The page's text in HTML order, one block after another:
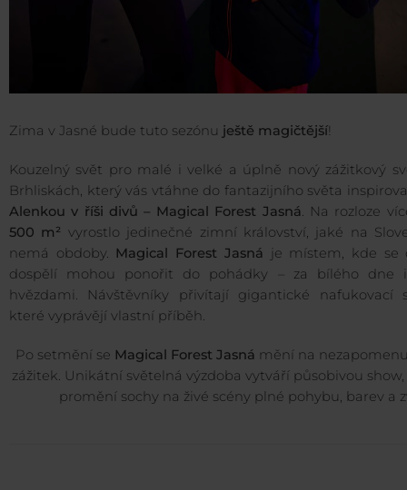
Zima v Jasné bude tuto sezónu ještě magičtější!
Kouzelný svět pro malé i velké a úplně nový zážitkový
Brhliskách, který vás vtáhne do fantazijního světa
Alenkou v říši divů – Magical Forest Jasná. Na rozloze
500 m² vyrostlo jedinečné zimní království, jaké na
nemá obdoby. Magical Forest Jasná je místem, kde se
dospělí mohou ponořit do pohádky – za bílého dne
hvězdami. Návštěvníky přivítají gigantické nafukovací
které vyprávějí vlastní příběh.
Po setmění se Magical Forest Jasná mění na
zážitek. Unikátní světelná výzdoba vytváří působivou
promění sochy na živé scény plné pohybu, barev a